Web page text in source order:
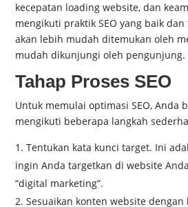
kecepatan loading website, dan
mengikuti praktik SEO yang baik
akan lebih mudah ditemukan oleh
mudah dikunjungi oleh pengunjung.
Tahap Proses SEO
Untuk memulai optimasi SEO, Anda
mengikuti beberapa langkah
Tentukan kata kunci target. Ini
ingin Anda targetkan di website
“digital marketing”.
Sesuaikan konten website